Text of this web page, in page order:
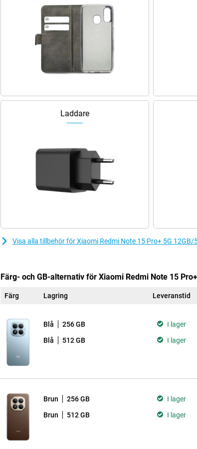
Laddare
Visa alla tillbehör för Xiaomi Redmi Note 15 Pro+ 5G 12GB/
Färg- och GB-alternativ för Xiaomi Redmi Note 15
Färg Lagring Leveranstid
Blå 256 GB I lager
Blå 512 GB I lager
Brun 256 GB I lager
Brun 512 GB I lager